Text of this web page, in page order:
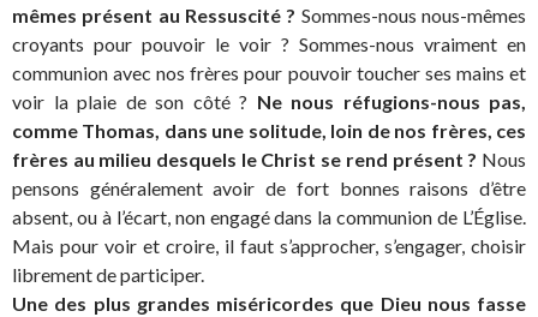
mêmes présent au Ressuscité ? Sommes-nous nous-mêmes
croyants pour pouvoir le voir ? Sommes-nous vraiment en
communion avec nos frères pour pouvoir toucher ses mains et
voir la plaie de son côté ? Ne nous réfugions-nous pas,
comme Thomas, dans une solitude, loin de nos frères, ces
frères au milieu desquels le Christ se rend présent ? Nous
pensons généralement avoir de fort bonnes raisons d’être
absent, ou à l’écart, non engagé dans la communion de L’Église.
Mais pour voir et croire, il faut s’approcher, s’engager, choisir
librement de participer.
Une des plus grandes miséricordes que Dieu nous fasse